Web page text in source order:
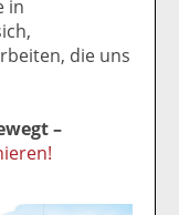
in
die uns
–